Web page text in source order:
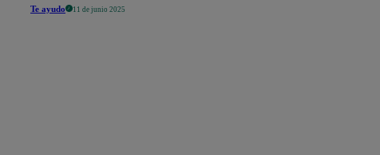
Te ayudo 11 de junio 2025